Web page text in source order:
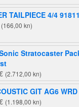
TAILPIECE 4/4
(166,00 kn)
Stratocaster
(2.712,00 kn)
GIT AG6 WRD
(1.198,00 kn)